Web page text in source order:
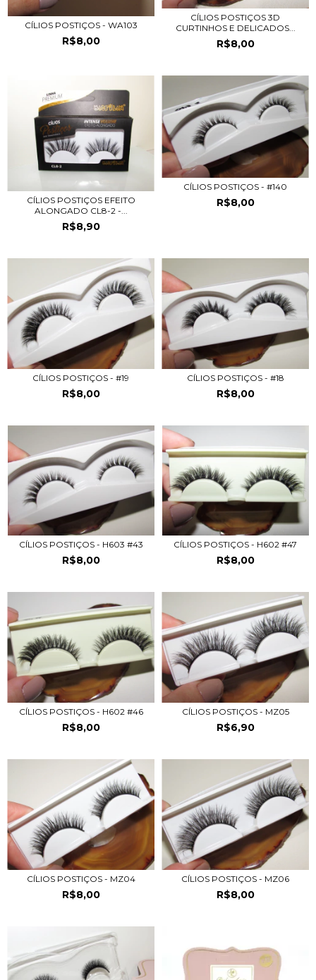
CÍLIOS POSTIÇOS - WA103
R$8,00
CÍLIOS POSTIÇOS 3D
CURTINHOS E DELICADOS...
R$8,00
CÍLIOS POSTIÇOS EFEITO
ALONGADO CL8-2 -...
R$8,90
CÍLIOS POSTIÇOS - #140
R$8,00
CÍLIOS POSTIÇOS - #19
R$8,00
CÍLIOS POSTIÇOS - #18
R$8,00
CÍLIOS POSTIÇOS - H603 #43
R$8,00
CÍLIOS POSTIÇOS - H602 #47
R$8,00
CÍLIOS POSTIÇOS - H602 #46
R$8,00
CÍLIOS POSTIÇOS - MZ05
R$6,90
CÍLIOS POSTIÇOS - MZ04
R$8,00
CÍLIOS POSTIÇOS - MZ06
R$8,00